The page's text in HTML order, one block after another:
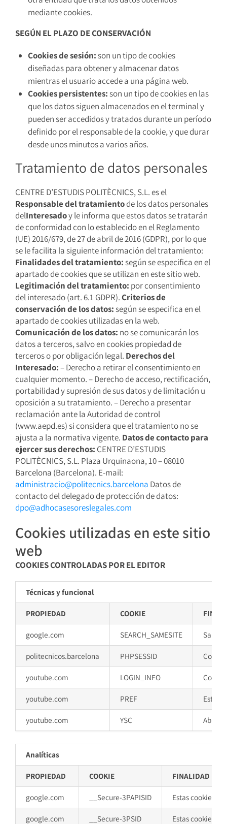
mediante cookies.
SEGÚN EL PLAZO DE CONSERVACIÓN
Cookies de sesión:son un tipo de cookies
diseñadas para obtener y almacenar datos
mientras el usuario accede a una página web.
Cookies persistentes:son un tipo de cookies en las
que los datos siguen almacenados en el terminal y
pueden ser accedidos y tratados durante un período
definido por el responsable de la cookie, y que durar
desde unos minutos a varios años.
Tratamiento de datos personales
CENTRE D’ESTUDIS POLITÈCNICS, S.L. es el
Responsable del tratamientode los datos personales
delInteresadoy le informa que estos datos se tratarán
de conformidad con lo establecido en el Reglamento
(UE) 2016/679, de 27 de abril de 2016 (GDPR), por lo que
se le facilita la siguiente información del tratamiento:
Finalidades del tratamiento:según se especifica en el
apartado de cookies que se utilizan en este sitio web.
Legitimación del tratamiento: por consentimiento
del interesado (art. 6.1 GDPR).Criterios de
conservación de los datos:según se especifica en el
apartado de cookies utilizadas en la web.
Comunicación de los datos: no se comunicarán los
datos a terceros, salvo en cookies propiedad de
terceros o por obligación legal. Derechos del
Interesado:– Derecho a retirar el consentimiento en
cualquier momento. – Derecho de acceso, rectificación,
portabilidad y supresión de sus datos y de limitación u
oposición a su tratamiento. – Derecho a presentar
reclamación ante la Autoridad de control
(www.aepd.es) si considera que el tratamiento no se
ajusta a la normativa vigente. Datos de contacto para
ejercer sus derechos: CENTRE D’ESTUDIS
POLITÈCNICS, S.L. Plaza Urquinaona, 10 – 08010
Barcelona (Barcelona). E-mail:
administracio@politecnics.barcelona Datos de
contacto del delegado de protección de datos:
dpo@adhocasesoreslegales.com
Cookies utilizadas en este sitio
web
COOKIES CONTROLADAS POR EL EDITOR
Técnicas y funcional
PROPIEDAD COOKIE
google.com SEARCH_SAMESITE
politecnicos.barcelona PHPSESSID
youtube.com LOGIN_INFO
youtube.com PREF Esta
youtube.com YSC Abre
Analíticas
PROPIEDAD COOKIE FINALIDAD
google.com __Secure-3PAPISID Estas cookies
google.com __Secure-3PSID Estas cookies